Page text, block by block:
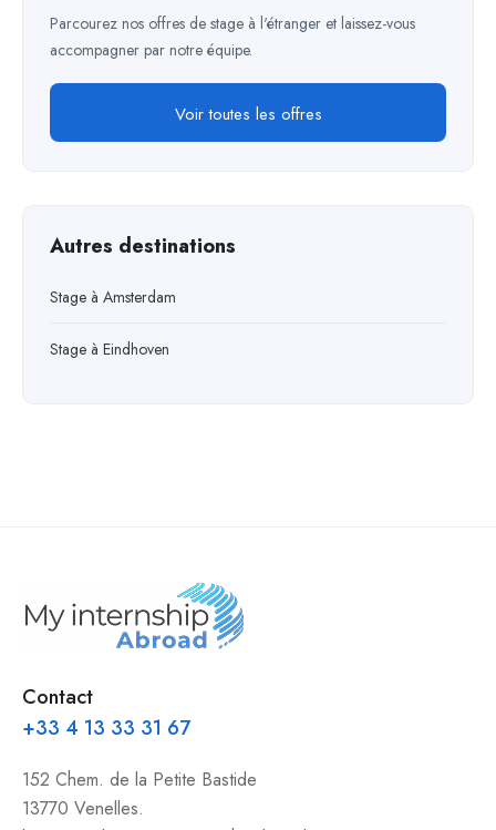
Parcourez nos offres de stage à l'étranger et laissez-vous
accompagner par notre équipe.
Voir toutes les offres
Autres destinations
Stage à Amsterdam
Stage à Eindhoven
Contact
+33 4 13 33 31 67
152 Chem. de la Petite Bastide
13770 Venelles.